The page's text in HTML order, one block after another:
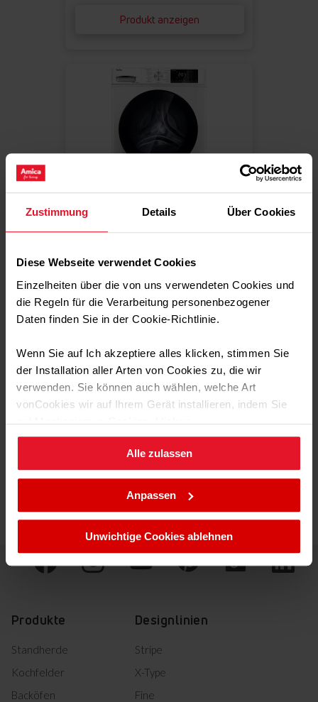
Zustimmung Details Über Cookies
Diese Webseite verwendet Cookies
Einzelheiten über die von uns verwendeten Cookies und
die Regeln für die Verarbeitung personenbezogener
Daten finden Sie in der Cookie-Richtlinie.
Wenn Sie auf Ich akzeptiere alles klicken, stimmen Sie
der Installation aller Arten von Cookies zu, die wir
verwenden. Sie können auch wählen, welche Art
vonCookies wir auf Ihrem Gerät installieren, indem Sie
auf Mechanismus Cookies. klicken.
Sie können Ihre Cookie-Einstellungen jederzeit ändern,
indem Sie die Cookie-Richtlinie .aufrufen.
Alle zulassen
Anpassen
Unwichtige Cookies ablehnen
Produkt anzeigen
WAT 404 610
Produkt anzeigen
Energieklasse: D
Schleudern Nennkapzität: 1400 RPM
Produktinformation
Produkte
Standherde
Kochfelder
Backöfen
Designlinien
Stripe
X-Type
Fine